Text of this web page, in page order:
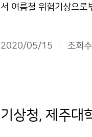
서 여름철 위험기상으로
2020/05/15 조회